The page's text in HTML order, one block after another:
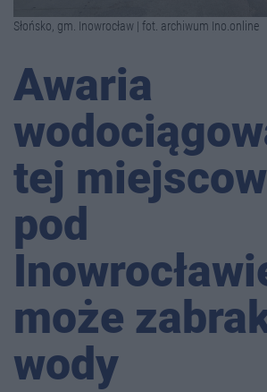
Słońsko, gm. Inowrocław | fot. archiwum Ino.online
Awaria
tej
pod
może
wody